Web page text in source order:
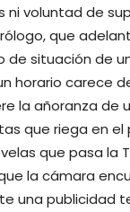
voluntad de
que
situación de
horario carece
la añoranza de
que riega en
que pasa la
la cámara
una publicidad